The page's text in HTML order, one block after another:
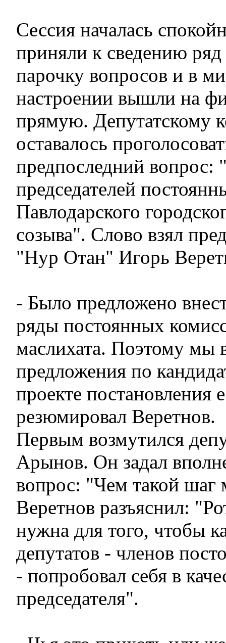
Сессия началась
приняли к сведению ряд
парочку вопросов и в
настроении вышли на
прямую. Депутатскому
оставалось
предпоследний вопрос:
председателей
Павлодарского
созыва". Слово взял
"Нур Отан" Игорь
- Было предложено
ряды постоянных
маслихата. Поэтому мы
предложения по
проекте постановления
резюмировал Веретнов.
Первым возмутился
Арынов. Он задал
вопрос: "Чем такой шаг
Веретнов разъяснил:
нужна для того, чтобы
депутатов - членов
- попробовал себя в
председателя".